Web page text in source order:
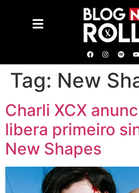
Tag: New
Charli XCX
libera primeiro
New Shapes